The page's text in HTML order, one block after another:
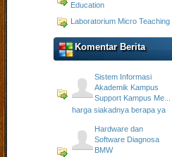
Education
Laboratorium Micro Teaching
Komentar Berita
Sistem Informasi
Akademik Kampus
Support Kampus Me...
harga siakadnya berapa ya
Hardware dan
Software Diagnosa
BMW